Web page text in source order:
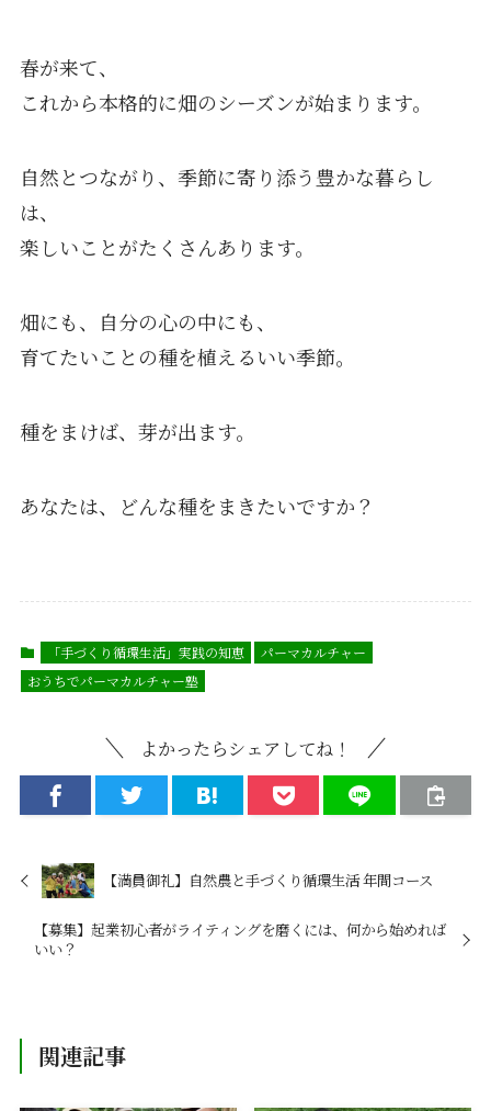
春が来て、
これから本格的に畑のシーズンが始まります。
自然とつながり、季節に寄り添う豊かな暮らし
は、
楽しいことがたくさんあります。
畑にも、自分の心の中にも、
育てたいことの種を植えるいい季節。
種をまけば、芽が出ます。
あなたは、どんな種をまきたいですか？
「手づくり循環生活」実践の知恵
パーマカルチャー
おうちでパーマカルチャー塾
よかったらシェアしてね！
【満員御礼】自然農と手づくり循環生活 年間コース
【募集】起業初心者がライティングを磨くには、何から始めれば
いい？
関連記事